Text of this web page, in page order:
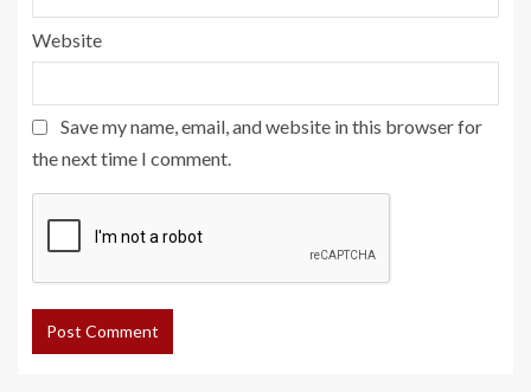
Website
Save my name, email, and website in this browser for
the next time I comment.